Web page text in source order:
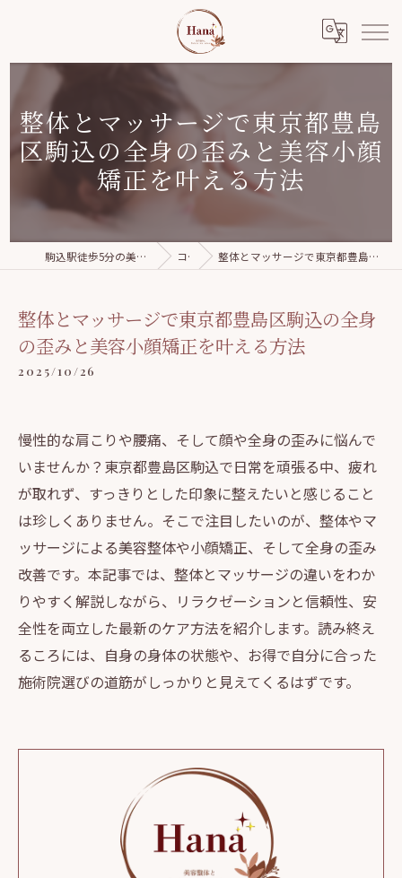
整体とマッサージで東京都豊島
区駒込の全身の歪みと美容小顔
矯正を叶える方法
駒込駅徒歩5分の美容整体｜Relaxation salon Hana コラム 整体とマッサージで東京都豊島区駒込の全身の歪みと美容小顔矯正を叶える方法
整体とマッサージで東京都豊島区駒込の全身
の歪みと美容小顔矯正を叶える方法
2025/10/26
慢性的な肩こりや腰痛、そして顔や全身の歪みに悩んで
いませんか？東京都豊島区駒込で日常を頑張る中、疲れ
が取れず、すっきりとした印象に整えたいと感じること
は珍しくありません。そこで注目したいのが、整体やマ
ッサージによる美容整体や小顔矯正、そして全身の歪み
改善です。本記事では、整体とマッサージの違いをわか
りやすく解説しながら、リラクゼーションと信頼性、安
全性を両立した最新のケア方法を紹介します。読み終え
るころには、自身の身体の状態や、お得で自分に合った
施術院選びの道筋がしっかりと見えてくるはずです。